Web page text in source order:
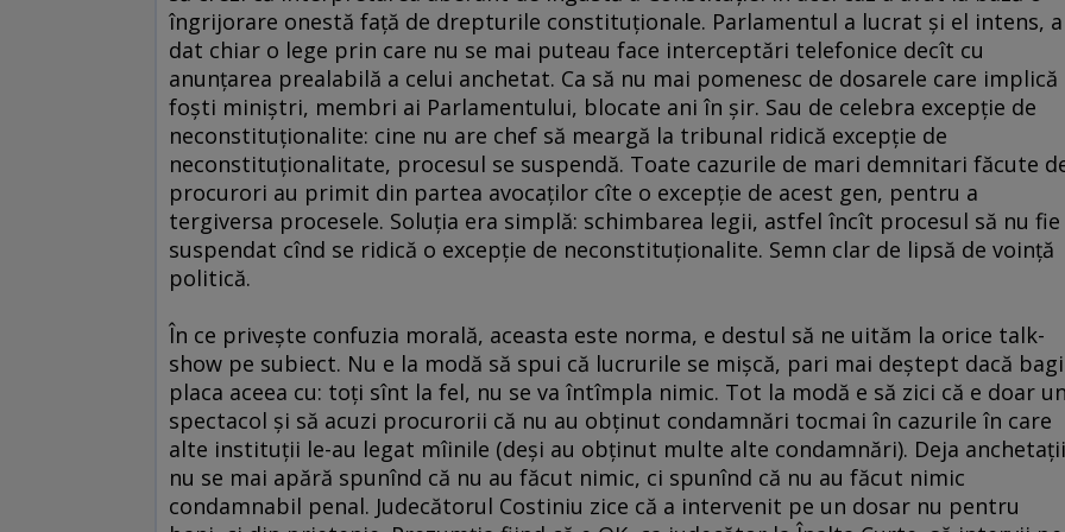
îngrijorare onestă faţă de drepturile constituţionale. Parlamentul a lucrat şi el intens, a
dat chiar o lege prin care nu se mai puteau face interceptări telefonice decît cu
anunţarea prealabilă a celui anchetat. Ca să nu mai pomenesc de dosarele care implică
foşti miniştri, membri ai Parlamentului, blocate ani în şir. Sau de celebra excepţie de
neconstituţionalite: cine nu are chef să meargă la tribunal ridică excepţie de
neconstituţionalitate, procesul se suspendă. Toate cazurile de mari demnitari făcute
procurori au primit din partea avocaţilor cîte o excepţie de acest gen, pentru a
tergiversa procesele. Soluţia era simplă: schimbarea legii, astfel încît procesul să nu fie
suspendat cînd se ridică o excepţie de neconstituţionalite. Semn clar de lipsă de voinţă
politică.
În ce priveşte confuzia morală, aceasta este norma, e destul să ne uităm la orice talk-
show pe subiect. Nu e la modă să spui că lucrurile se mişcă, pari mai deştept dacă bagi
placa aceea cu: toţi sînt la fel, nu se va întîmpla nimic. Tot la modă e să zici că e doar un
spectacol şi să acuzi procurorii că nu au obţinut condamnări tocmai în cazurile în care
alte instituţii le-au legat mîinile (deşi au obţinut multe alte condamnări). Deja anchetaţii
nu se mai apără spunînd că nu au făcut nimic, ci spunînd că nu au făcut nimic
condamnabil penal. Judecătorul Costiniu zice că a intervenit pe un dosar nu pentru